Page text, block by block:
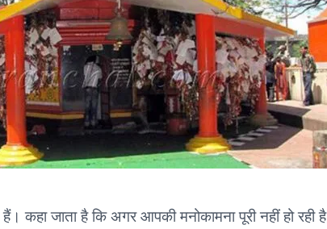
कहा जाता है कि अगर आपकी मनोकामना पूरी नहीं हो